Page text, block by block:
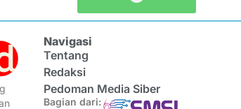
Navigasi
Tentang
Redaksi
Pedoman Media Siber
Bagian dari: